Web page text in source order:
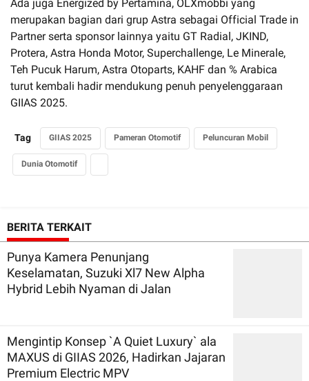
Ada juga Energized by Pertamina, OLXmobbi yang
merupakan bagian dari grup Astra sebagai Official Trade in
Partner serta sponsor lainnya yaitu GT Radial, JKIND,
Protera, Astra Honda Motor, Superchallenge, Le Minerale,
Teh Pucuk Harum, Astra Otoparts, KAHF dan % Arabica
turut kembali hadir mendukung penuh penyelenggaraan
GIIAS 2025.
Tag GIIAS 2025 Pameran Otomotif Peluncuran Mobil
Dunia Otomotif
BERITA TERKAIT
Punya Kamera Penunjang
Keselamatan, Suzuki Xl7 New Alpha
Hybrid Lebih Nyaman di Jalan
Mengintip Konsep `A Quiet Luxury` ala
MAXUS di GIIAS 2026, Hadirkan Jajaran
Premium Electric MPV